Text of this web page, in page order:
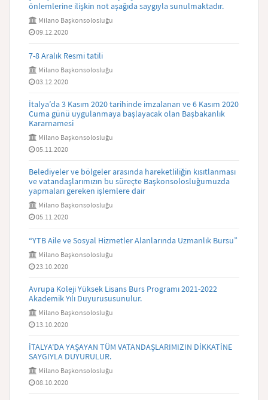
önlemlerine ilişkin not aşağıda saygıyla sunulmaktadır.
Milano Başkonsolosluğu
09.12.2020
7-8 Aralık Resmi tatili
Milano Başkonsolosluğu
03.12.2020
İtalya’da 3 Kasım 2020 tarihinde imzalanan ve 6 Kasım 2020
Cuma günü uygulanmaya başlayacak olan Başbakanlık
Kararnamesi
Milano Başkonsolosluğu
05.11.2020
Belediyeler ve bölgeler arasında hareketliliğin kısıtlanması
ve vatandaşlarımızın bu süreçte Başkonsolosluğumuzda
yapmaları gereken işlemlere dair
Milano Başkonsolosluğu
05.11.2020
“YTB Aile ve Sosyal Hizmetler Alanlarında Uzmanlık Bursu”
Milano Başkonsolosluğu
23.10.2020
Avrupa Koleji Yüksek Lisans Burs Programı 2021-2022
Akademik Yılı Duyurususunulur.
Milano Başkonsolosluğu
13.10.2020
İTALYA'DA YAŞAYAN TÜM VATANDAŞLARIMIZIN DİKKATİNE
SAYGIYLA DUYURULUR.
Milano Başkonsolosluğu
08.10.2020